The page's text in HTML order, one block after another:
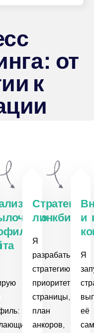
от
к
Стратегия
Я
разрабатываю
стратегию:
приоритетные
страницы,
план
анкоров,
и
Я
её
сам